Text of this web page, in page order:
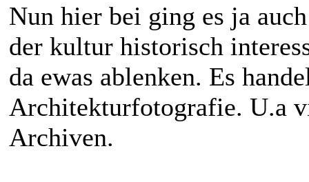
Nun hier bei ging es ja
der kultur historisch
da ewas ablenken. Es
Architekturfotografie. U.a
Archiven.